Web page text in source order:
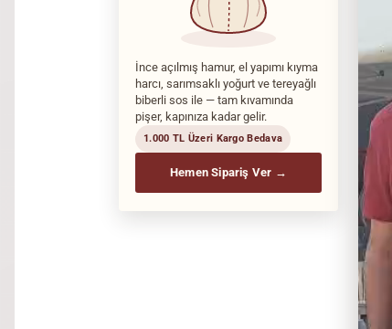
İnce açılmış hamur, el yapımı kıyma
harcı, sarımsaklı yoğurt ve tereyağlı
biberli sos ile — tam kıvamında
pişer, kapınıza kadar gelir.
1.000 TL Üzeri Kargo Bedava
Hemen Sipariş Ver →